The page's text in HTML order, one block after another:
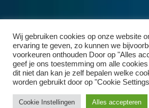
Wij gebruiken cookies op onze website
ervaring te geven, zo kunnen we
voorkeuren onthouden Door op "Alles
geef je ons toestemming om alle
dit niet dan kan je zelf bepalen welke
worden gebruikt door op "Cookie
Cookie Instellingen Alles accepteren